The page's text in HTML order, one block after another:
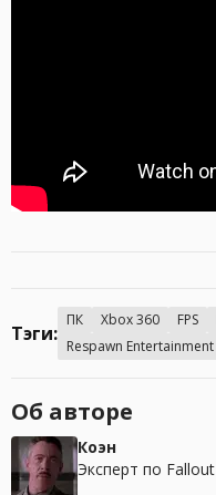
Тэги:
ПК Xbox 360 FPS
Respawn Entertainment
Об авторе
Коэн
Эксперт по Fallout